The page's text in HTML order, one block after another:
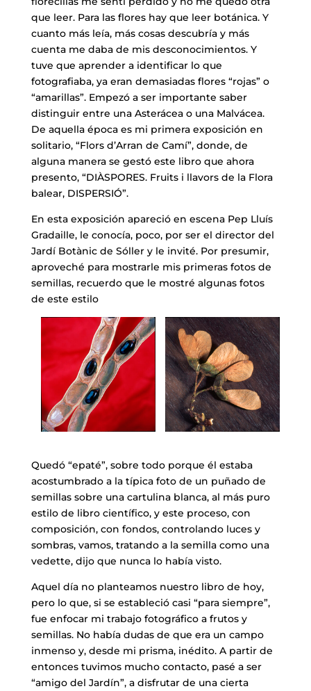
que leer. Para las flores hay que leer botánica. Y
cuanto más leía, más cosas descubría y más
cuenta me daba de mis desconocimientos. Y
tuve que aprender a identificar lo que
fotografiaba, ya eran demasiadas flores “rojas” o
“amarillas”. Empezó a ser importante saber
distinguir entre una Asterácea o una Malvácea.
De aquella época es mi primera exposición en
solitario, “Flors d’Arran de Camí”, donde, de
alguna manera se gestó este libro que ahora
presento, “DIÀSPORES. Fruits i llavors de la Flora
balear, DISPERSIÓ”.
En esta exposición apareció en escena Pep Lluís
Gradaille, le conocía, poco, por ser el director del
Jardí Botànic de Sóller y le invité. Por presumir,
aproveché para mostrarle mis primeras fotos de
semillas, recuerdo que le mostré algunas fotos
de este estilo
Quedó “epaté”, sobre todo porque él estaba
acostumbrado a la típica foto de un puñado de
semillas sobre una cartulina blanca, al más puro
estilo de libro científico, y este proceso, con
composición, con fondos, controlando luces y
sombras, vamos, tratando a la semilla como una
vedette, dijo que nunca lo había visto.
Aquel día no planteamos nuestro libro de hoy,
pero lo que, si se estableció casi “para siempre”,
fue enfocar mi trabajo fotográfico a frutos y
semillas. No había dudas de que era un campo
inmenso y, desde mi prisma, inédito. A partir de
entonces tuvimos mucho contacto, pasé a ser
“amigo del Jardín”, a disfrutar de una cierta